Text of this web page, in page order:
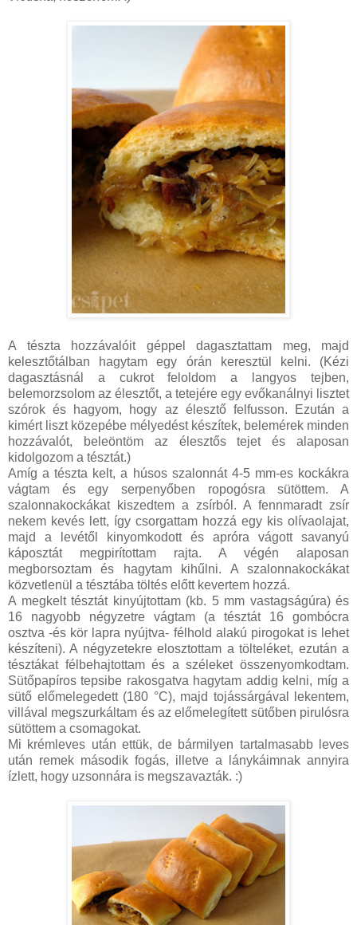
A tészta hozzávalóit géppel dagasztattam meg, majd
kelesztőtálban hagytam egy órán keresztül kelni. (Kézi
dagasztásnál a cukrot feloldom a langyos tejben,
belemorzsolom az élesztőt, a tetejére egy evőkanálnyi lisztet
szórok és hagyom, hogy az élesztő felfusson. Ezután a
kimért liszt közepébe mélyedést készítek, belemérek minden
hozzávalót, beleöntöm az élesztős tejet és alaposan
kidolgozom a tésztát.)
Amíg a tészta kelt, a húsos szalonnát 4-5 mm-es kockákra
vágtam és egy serpenyőben ropogósra sütöttem. A
szalonnakockákat kiszedtem a zsírból. A fennmaradt zsír
nekem kevés lett, így csorgattam hozzá egy kis olívaolajat,
majd a levétől kinyomkodott és apróra vágott savanyú
káposztát megpirítottam rajta. A végén alaposan
megborsoztam és hagytam kihűlni. A szalonnakockákat
közvetlenül a tésztába töltés előtt kevertem hozzá.
A megkelt tésztát kinyújtottam (kb. 5 mm vastagságúra) és
16 nagyobb négyzetre vágtam (a tésztát 16 gombócra
osztva -és kör lapra nyújtva- félhold alakú pirogokat is lehet
készíteni). A négyzetekre elosztottam a tölteléket, ezután a
tésztákat félbehajtottam és a széleket összenyomkodtam.
Sütőpapíros tepsibe rakosgatva hagytam addig kelni, míg a
sütő előmelegedett (180 °C), majd tojássárgával lekentem,
villával megszurkáltam és az előmelegített sütőben pirulósra
sütöttem a csomagokat.
Mi krémleves után ettük, de bármilyen tartalmasabb leves
után remek második fogás, illetve a lánykáimnak annyira
ízlett, hogy uzsonnára is megszavazták. :)